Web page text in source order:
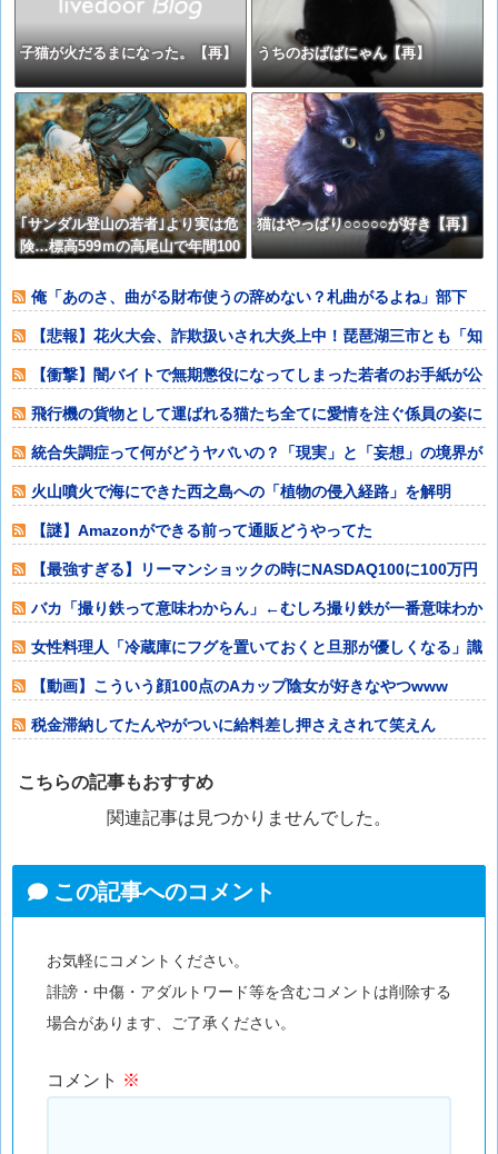
子猫が火だるまになった。【再】 うちのおばばにゃん【再】
｢サンダル登山の若者｣より実は危
険…標高599ｍの高尾山で年間100
本人「中高年の転倒事故」
猫はやっぱり○○○○○が好き【再】
俺「あのさ、曲がる財布使うの辞めない？札曲がるよね」部下
「？なんで曲げち
【悲報】花火大会、詐欺扱いされ大炎上中！琵琶湖三市とも「知
らない」と公式
【衝撃】闇バイトで無期懲役になってしまった若者のお手紙が公
飛行機の貨物として運ばれる猫たち全てに愛情を注ぐ係員の姿に
統合失調症って何がどうヤバいの？「現実」と「妄想」の境界が
崩れるってマジ
火山噴火で海にできた西之島への「植物の侵入経路」を解明
【謎】Amazonができる前って通販どうやってた
の？？？？？？？？？？？
【最強すぎる】リーマンショックの時にNASDAQ100に100万円
バカ「撮り鉄って意味わからん」←むしろ撮り鉄が一番意味わか
女性料理人「冷蔵庫にフグを置いておくと旦那が優しくなる」識
者「その手があ
【動画】こういう顔100点のAカップ陰女が好きなやつwww
税金滞納してたんやがついに給料差し押さえされて笑えん
こちらの記事もおすすめ
関連記事は見つかりませんでした。
この記事へのコメント
お気軽にコメントください。
誹謗・中傷・アダルトワード等を含むコメントは削除する
場合があります、ご了承ください。
コメント ※